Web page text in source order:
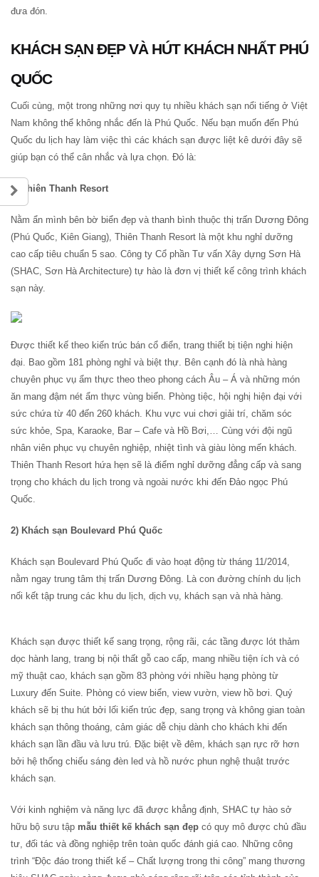
đưa đón.
KHÁCH SẠN ĐẸP VÀ HÚT KHÁCH NHẤT PHÚ
QUỐC
Cuối cùng, một trong những nơi quy tụ nhiều khách sạn nổi tiếng ở Việt
Nam không thể không nhắc đến là Phú Quốc. Nếu bạn muốn đến Phú
Quốc du lịch hay làm việc thì các khách sạn được liệt kê dưới đây sẽ
giúp bạn có thể cân nhắc và lựa chọn. Đó là:
1) Thiên Thanh Resort
Nằm ẩn mình bên bờ biển đẹp và thanh bình thuộc thị trấn Dương Đông
(Phú Quốc, Kiên Giang), Thiên Thanh Resort là một khu nghỉ dưỡng
cao cấp tiêu chuẩn 5 sao. Công ty Cổ phần Tư vấn Xây dựng Sơn Hà
(SHAC, Sơn Hà Architecture) tự hào là đơn vị thiết kế công trình khách
sạn này.
Được thiết kế theo kiến trúc bán cổ điển, trang thiết bị tiện nghi hiện
đại. Bao gồm 181 phòng nghỉ và biệt thự. Bên cạnh đó là nhà hàng
chuyên phục vụ ẩm thực theo theo phong cách Âu – Á và những món
ăn mang đậm nét ẩm thực vùng biển. Phòng tiệc, hội nghị hiện đại với
sức chứa từ 40 đến 260 khách. Khu vực vui chơi giải trí, chăm sóc
sức khỏe, Spa, Karaoke, Bar – Cafe và Hồ Bơi,… Cùng với đội ngũ
nhân viên phục vụ chuyên nghiệp, nhiệt tình và giàu lòng mến khách.
Thiên Thanh Resort hứa hẹn sẽ là điểm nghỉ dưỡng đẳng cấp và sang
trọng cho khách du lịch trong và ngoài nước khi đến Đảo ngọc Phú
Quốc.
2) Khách sạn Boulevard Phú Quốc
Khách sạn Boulevard Phú Quốc đi vào hoạt động từ tháng 11/2014,
nằm ngay trung tâm thị trấn Dương Đông. Là con đường chính du lịch
nối kết tập trung các khu du lịch, dịch vụ, khách sạn và nhà hàng.
Khách sạn được thiết kế sang trọng, rộng rãi, các tầng được lót thảm
dọc hành lang, trang bị nội thất gỗ cao cấp, mang nhiều tiện ích và có
mỹ thuật cao, khách sạn gồm 83 phòng với nhiều hạng phòng từ
Luxury đến Suite. Phòng có view biển, view vườn, view hồ bơi. Quý
khách sẽ bị thu hút bởi lối kiến trúc đẹp, sang trọng và không gian toàn
khách sạn thông thoáng, cảm giác dễ chịu dành cho khách khi đến
khách sạn lần đầu và lưu trú. Đặc biệt về đêm, khách sạn rực rỡ hơn
bởi hệ thống chiếu sáng đèn led và hồ nước phun nghệ thuật trước
khách sạn.
Với kinh nghiệm và năng lực đã được khẳng định, SHAC tự hào sở
hữu bộ sưu tập mẫu thiết kế khách sạn đẹp có quy mô được chủ đầu
tư, đối tác và đồng nghiệp trên toàn quốc đánh giá cao. Những công
trình “Độc đáo trong thiết kế – Chất lượng trong thi công” mang thương